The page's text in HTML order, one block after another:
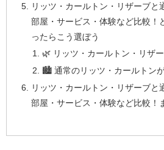
リッツ・カールトン・リザーブと
部屋・サービス・体験など比較！
ったらこう選ぼう
🌿 リッツ・カールトン・リザ
🏙 通常のリッツ・カールトン
リッツ・カールトン・リザーブと
部屋・サービス・体験など比較！